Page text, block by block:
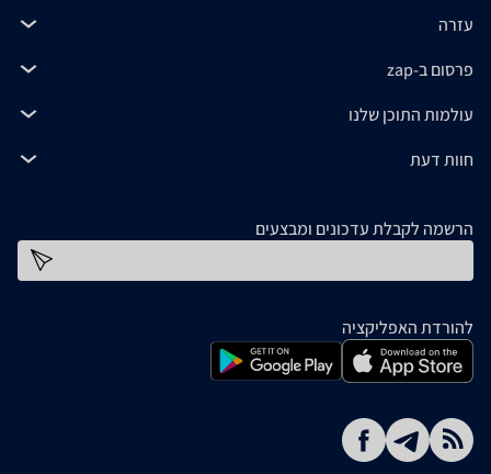
עזרה
פרסום ב-zap
עולמות התוכן שלנו
חוות דעת
הרשמה לקבלת עדכונים ומבצעים
להורדת האפליקציה